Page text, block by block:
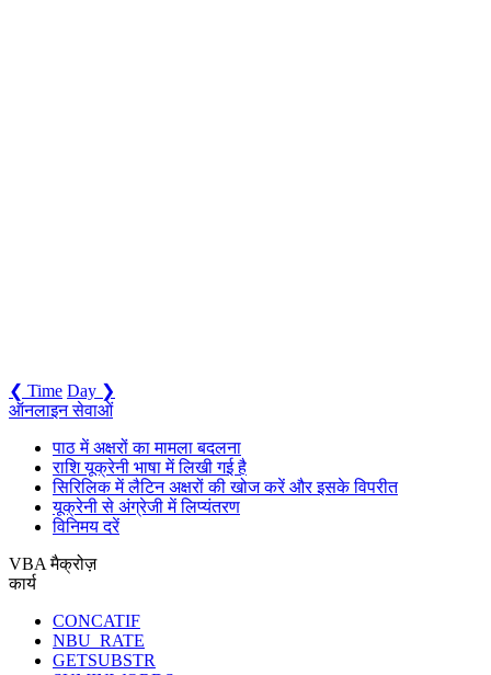
❮ Time Day ❯
ऑनलाइन सेवाओं
पाठ में अक्षरों का मामला बदलना
राशि यूक्रेनी भाषा में लिखी गई है
सिरिलिक में लैटिन अक्षरों की खोज करें और इसके विपरीत
यूक्रेनी से अंग्रेजी में लिप्यंतरण
विनिमय दरें
VBA मैक्रोज़
कार्य
CONCATIF
NBU_RATE
GETSUBSTR